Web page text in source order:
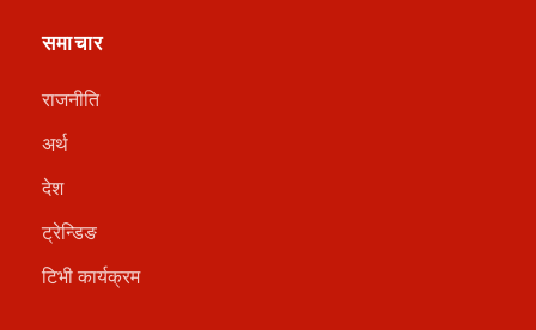
समाचार
राजनीति
अर्थ
देश
ट्रेन्डिङ
टिभी कार्यक्रम